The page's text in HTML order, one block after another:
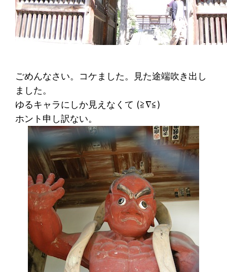
ごめんなさい。コケました。見た途端吹き出し
ました。
ゆるキャラにしか見えなくて (≧∇≦)
ホント申し訳ない。